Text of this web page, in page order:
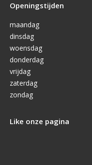
Openingstijden
maandag
dinsdag
woensdag
donderdag
vrijdag
zaterdag
zondag
Like onze pagina